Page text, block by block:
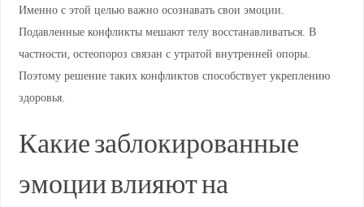
Именно с этой целью важно осознавать свои эмоции.
Подавленные конфликты мешают телу восстанавливаться. В
частности, остеопороз связан с утратой внутренней опоры.
Поэтому решение таких конфликтов способствует укреплению
здоровья.
Какие заблокированные
эмоции влияют на